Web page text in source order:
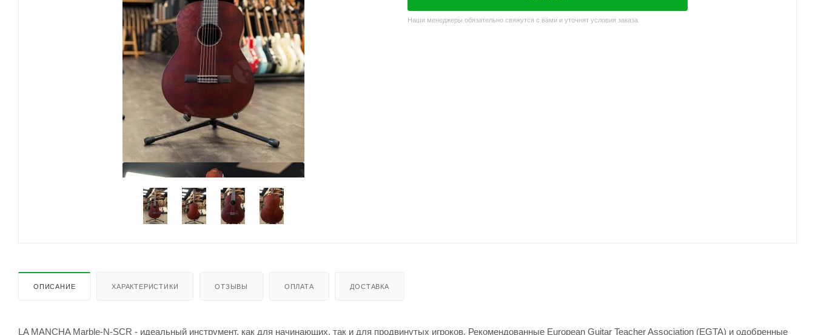
Наши менеджеры обязательно свяжутся с вами и уточнят условия заказа
ОПИСАНИЕ ХАРАКТЕРИСТИКИ ОТЗЫВЫ ОПЛАТА ДОСТАВКА
LA MANCHA Marble-N-SCR - идеальный инструмент, как для начинающих, так и для продвинутых игроков. Рекомендованные European Guitar Teacher Association (EGTA) и одобренные